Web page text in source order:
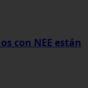
con NEE están